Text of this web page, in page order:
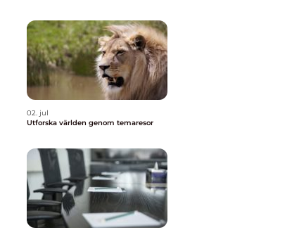
02. jul
Utforska världen genom temaresor